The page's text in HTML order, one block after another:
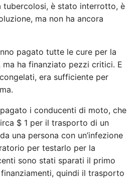
tubercolosi, è stato interrotto, è
ma non ha ancora
pagato tutte le cure per la
ma ha finanziato pezzi critici. E
era sufficiente per
i conducenti di moto, che
$ 1 per il trasporto di un
una persona con un’infezione
per testarlo per la
sono stati sparati il ​​primo
quindi il trasporto